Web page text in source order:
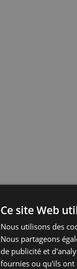
Ce site Web
Nous utilisons des
Nous partageons
de publicité et
fournies ou qu'ils ont